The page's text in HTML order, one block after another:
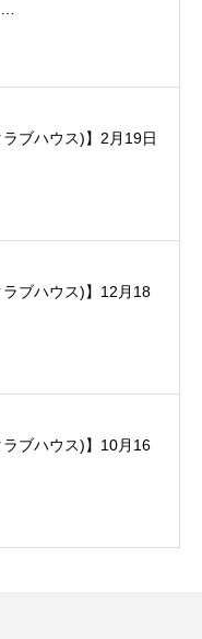
ラブハウス)】2月19日
ラブハウス)】12月18
ラブハウス)】10月16